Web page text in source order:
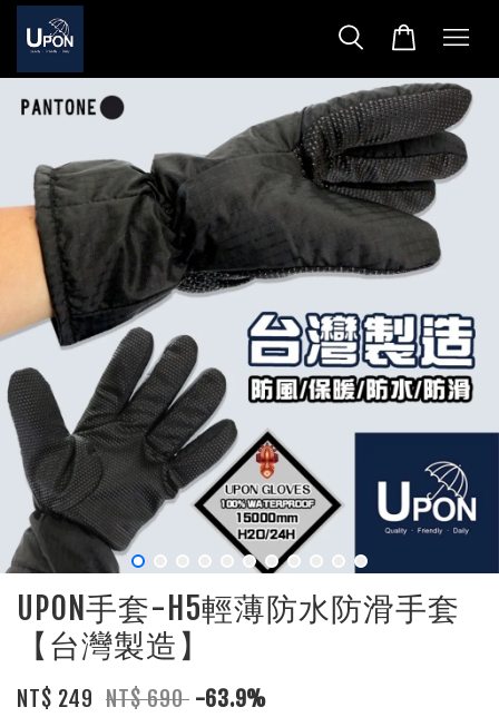
UPON手套-H5輕薄防水防滑手套
【台灣製造】
NT$ 249 NT$ 690 -63.9%